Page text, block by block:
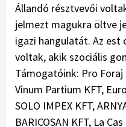
Állandó résztvevői
jelmezt magukra öltve
igazi hangulatát. Az est
voltak, akik szociális
Támogatóink: Pro Foraj
Vinum Partium KFT,
SOLO IMPEX KFT,
BARICOSAN KFT, La